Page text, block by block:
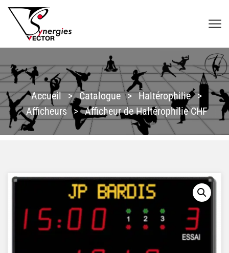
Aller au contenu
SYNERGIES VECTOR
Accueil > Catalogue > Haltérophilie >
Afficheurs > Afficheur de Haltérophilie CHF